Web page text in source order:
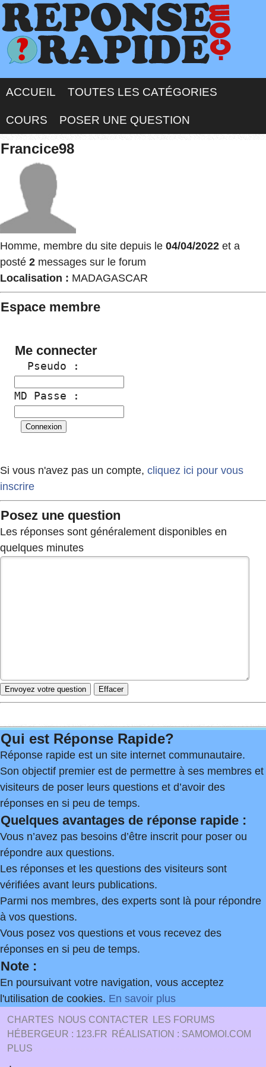
ACCUEIL TOUTES LES CATÉGORIES
COURS POSER UNE QUESTION
Francice98
Homme, membre du site depuis le 04/04/2022 et a
posté 2 messages sur le forum
Localisation : MADAGASCAR
Espace membre
Me connecter
  Pseudo :
MD Passe :
Si vous n'avez pas un compte, cliquez ici pour vous
inscrire
Posez une question
Les réponses sont généralement disponibles en
quelques minutes
Qui est Réponse Rapide?
Réponse rapide est un site internet communautaire.
Son objectif premier est de permettre à ses membres et
visiteurs de poser leurs questions et d’avoir des
réponses en si peu de temps.
Quelques avantages de réponse rapide :
Vous n’avez pas besoins d’être inscrit pour poser ou
répondre aux questions.
Les réponses et les questions des visiteurs sont
vérifiées avant leurs publications.
Parmi nos membres, des experts sont là pour répondre
à vos questions.
Vous posez vos questions et vous recevez des
réponses en si peu de temps.
Note :
En poursuivant votre navigation, vous acceptez
l'utilisation de cookies. En savoir plus
CHARTES NOUS CONTACTER
LES FORUMS
HÉBERGEUR : 123.FR
RÉALISATION : SAMOMOI.COM
PLUS
.